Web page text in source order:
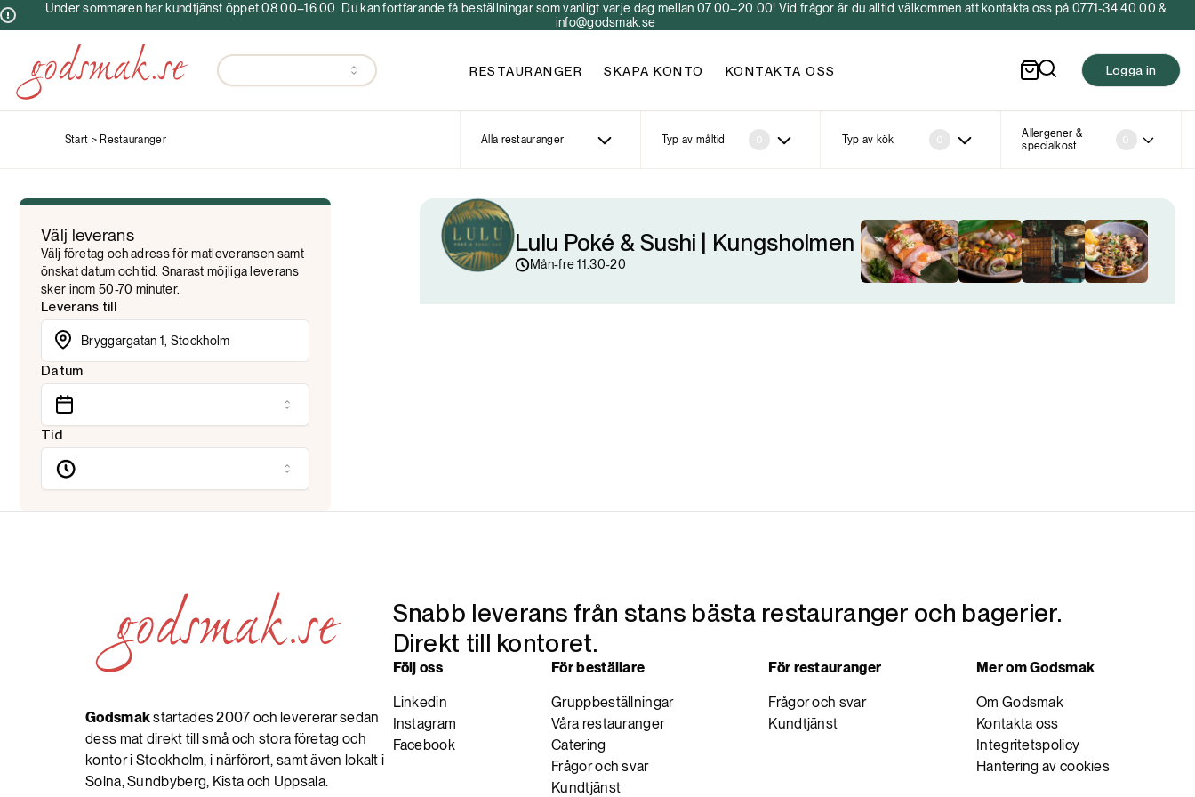
Under sommaren har kundtjänst öppet 08.00–16.00. Du kan fortfarande få beställningar som vanligt varje dag mellan 07.00–20.00! Vid frågor är du alltid välkommen att kontakta oss på 0771-34 40 00 &
info@godsmak.se
RESTAURANGER SKAPA KONTO KONTAKTA OSS Logga in
Start > Restauranger Alla restauranger Typ av måltid 0 Typ av kök 0
Allergener &
specialkost
0
Välj leverans
Välj företag och adress för matleveransen samt
önskat datum och tid. Snarast möjliga leverans
sker inom 50-70 minuter.
Leverans till
Datum
Tid
Lulu Poké & Sushi | Kungsholmen
Mån-fre 11.30-20
Godsmakstartades 2007 och levererar sedan
dess mat direkt till små och stora företag och
kontor i Stockholm, i närförort, samt även lokalt i
Solna, Sundbyberg, Kista och Uppsala.
Snabb leverans från stans bästa restauranger och bagerier.
Direkt till kontoret.
Följ oss
Linkedin
Instagram
Facebook
För beställare
Gruppbeställningar
Våra restauranger
Catering
Frågor och svar
Kundtjänst
För restauranger
Frågor och svar
Kundtjänst
Mer om Godsmak
Om Godsmak
Kontakta oss
Integritetspolicy
Hantering av cookies